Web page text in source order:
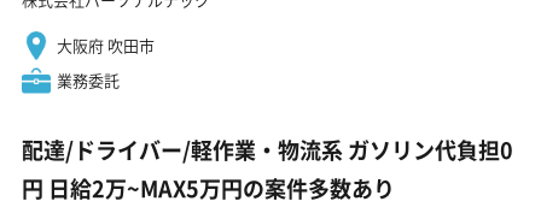
大阪府 吹田市
業務委託
配達/ドライバー/軽作業・物流系 ガソリン代負担0
円 日給2万~MAX5万円の案件多数あり